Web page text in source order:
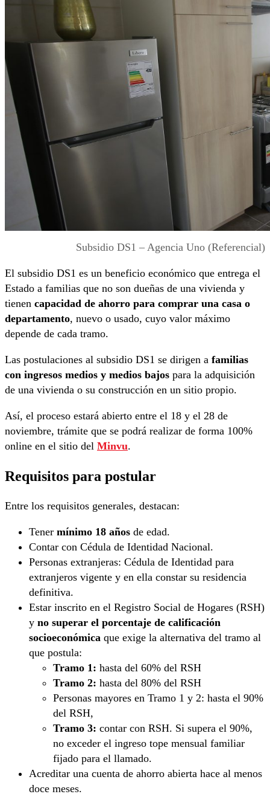
Subsidio DS1 – Agencia Uno (Referencial)
El subsidio DS1 es un beneficio económico que entrega el
Estado a familias que no son dueñas de una vivienda y
tienen capacidad de ahorro para comprar una casa o
departamento, nuevo o usado, cuyo valor máximo
depende de cada tramo.
Las postulaciones al subsidio DS1 se dirigen a familias
con ingresos medios y medios bajos para la adquisición
de una vivienda o su construcción en un sitio propio.
Así, el proceso estará abierto entre el 18 y el 28 de
noviembre, trámite que se podrá realizar de forma 100%
online en el sitio del Minvu.
Requisitos para postular
Entre los requisitos generales, destacan:
Tener mínimo 18 años de edad.
Contar con Cédula de Identidad Nacional.
Personas extranjeras: Cédula de Identidad para
extranjeros vigente y en ella constar su residencia
definitiva.
Estar inscrito en el Registro Social de Hogares (RSH)
y no superar el porcentaje de calificación
socioeconómica que exige la alternativa del tramo al
que postula:
Tramo 1: hasta del 60% del RSH
Tramo 2: hasta del 80% del RSH
Personas mayores en Tramo 1 y 2: hasta el 90%
del RSH,
Tramo 3: contar con RSH. Si supera el 90%,
no exceder el ingreso tope mensual familiar
fijado para el llamado.
Acreditar una cuenta de ahorro abierta hace al menos
doce meses.